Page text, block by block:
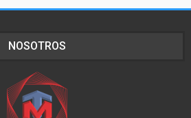
NOSOTROS